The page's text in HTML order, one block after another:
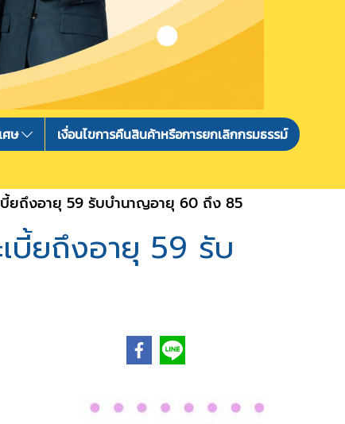
ศษ เงื่อนไขการคืนสินค้าหรือการยกเลิกกรมธรรม์
บี้ยถึงอายุ 59 รับบำนาญอายุ 60 ถึง 85
บี้ยถึงอายุ 59 รับ